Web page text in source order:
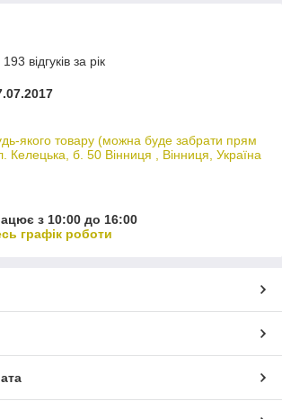
відгуків за рік
якого товару (можна буде забрати прям
Келецька, б. 50 Вінниця , Вінниця, Україна
з 10:00 до 16:00
графік роботи